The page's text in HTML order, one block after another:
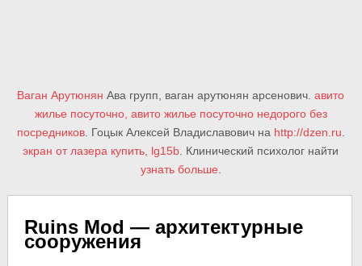
Ваган Арутюнян Ава групп, ваган арутюнян арсенович.авито
жилье посуточно, авито жилье посуточно недорого без
посредников. Гоцык Алексей Владиславович на http://dzen.ru
экран от лазера купить, lg15b . Клинический психолог найти
узнать больше
Ruins Mod — архитектурные
сооружения